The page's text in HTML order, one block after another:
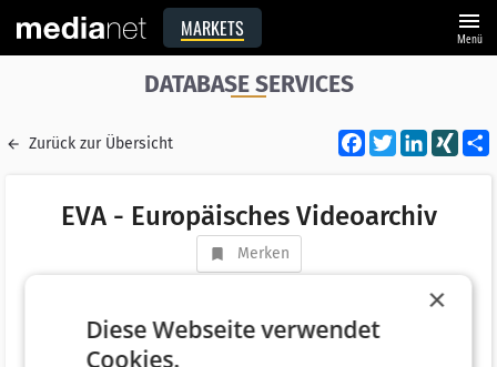
MARKETS menu
Menü
DATABASE SERVICES
Zurück zur Übersicht Facebook
Twitter XING
EVA - Europäisches Videoarchiv
Merken
AT 4060 Linz
Telefonnummer +43 (732) 673693
×
Diese Webseite verwendet
Cookies.